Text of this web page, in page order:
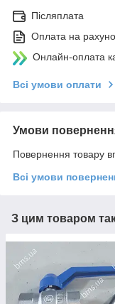
Післяплата
Оплата на
Онлайн-оплата
Всі умови оплати
Умови
Повернення товару
Всі умови
З цим товаром